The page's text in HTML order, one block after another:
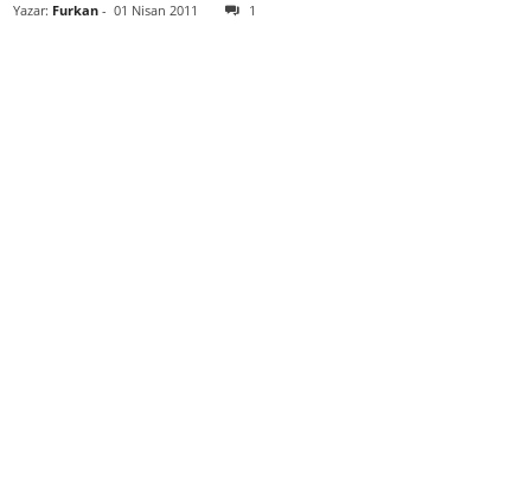
Yazar: Furkan - 01 Nisan 2011 1